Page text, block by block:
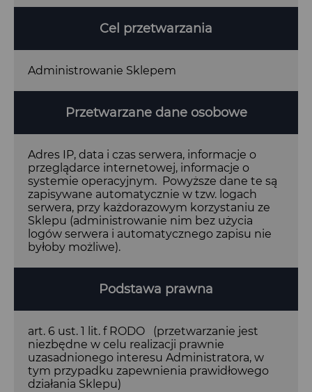
Cel przetwarzania
Administrowanie Sklepem
Przetwarzane dane osobowe
Adres IP, data i czas serwera, informacje o
przeglądarce internetowej, informacje o
systemie operacyjnym. Powyższe dane te są
zapisywane automatycznie w tzw. logach
serwera, przy każdorazowym korzystaniu ze
Sklepu (administrowanie nim bez użycia
logów serwera i automatycznego zapisu nie
byłoby możliwe).
Podstawa prawna
art. 6 ust. 1 lit. f RODO (przetwarzanie jest
niezbędne w celu realizacji prawnie
uzasadnionego interesu Administratora, w
tym przypadku zapewnienia prawidłowego
działania Sklepu)